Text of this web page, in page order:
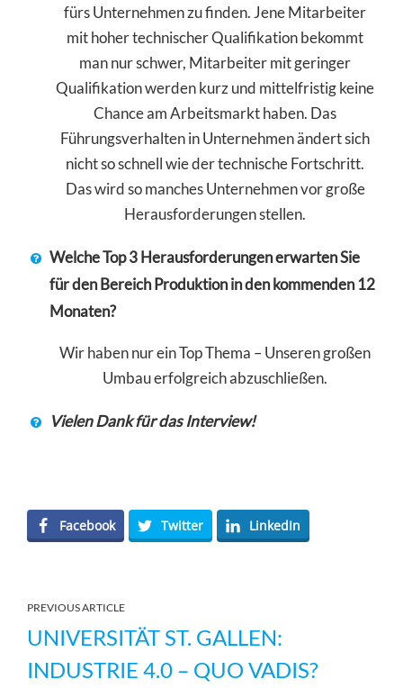
fürs Unternehmen zu finden. Jene Mitarbeiter
mit hoher technischer Qualifikation bekommt
man nur schwer, Mitarbeiter mit geringer
Qualifikation werden kurz und mittelfristig keine
Chance am Arbeitsmarkt haben. Das
Führungsverhalten in Unternehmen ändert sich
nicht so schnell wie der technische Fortschritt.
Das wird so manches Unternehmen vor große
Herausforderungen stellen.
Welche Top 3 Herausforderungen erwarten Sie
für den Bereich Produktion in den kommenden 12
Monaten?
Wir haben nur ein Top Thema – Unseren großen
Umbau erfolgreich abzuschließen.
Vielen Dank für das Interview!
Facebook Twitter LinkedIn
PREVIOUS ARTICLE
UNIVERSITÄT ST. GALLEN:
INDUSTRIE 4.0 – QUO VADIS?